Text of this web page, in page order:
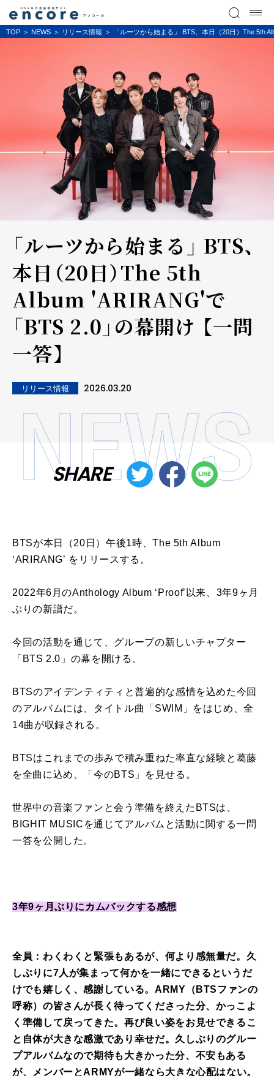
TOP NEWS リリース情報 「ルーツから始まる」 BTS、本日（20日）The 5th
「ルーツから始まる」 BTS、
本日（20日）The 5th
Album 'ARIRANG'で
「BTS 2.0」の幕開け 【一問
一答】
リリース情報 2026.03.20
SHARE
BTSが本日（20日）午後1時、The 5th Album
‘ARIRANG’ をリリースする。
2022年6月のAnthology Album ‘Proof’以来、3年9ヶ月
ぶりの新譜だ。
今回の活動を通じて、グループの新しいチャプター
「BTS 2.0」の幕を開ける。
BTSのアイデンティティと普遍的な感情を込めた今回
のアルバムには、タイトル曲「SWIM」をはじめ、全
14曲が収録される。
BTSはこれまでの歩みで積み重ねた率直な経験と葛藤
を全曲に込め、「今のBTS」を見せる。
世界中の音楽ファンと会う準備を終えたBTSは、
BIGHIT MUSICを通じてアルバムと活動に関する一問
一答を公開した。
3年9ヶ月ぶりにカムバックする感想
全員：わくわくと緊張もあるが、何より感無量だ。久
しぶりに7人が集まって何かを一緒にできるというだ
けでも嬉しく、感謝している。ARMY（BTSファンの
呼称）の皆さんが長く待ってくださった分、かっこよ
く準備して戻ってきた。再び良い姿をお見せできるこ
と自体が大きな感激であり幸せだ。久しぶりのグルー
プアルバムなので期待も大きかった分、不安もある
が、メンバーとARMYが一緒なら大きな心配はない。